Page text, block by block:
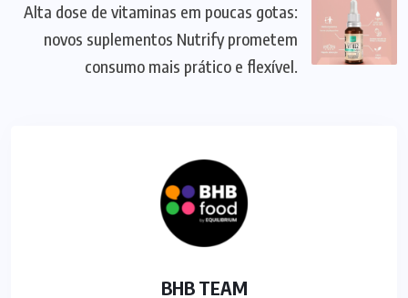
Alta dose de vitaminas em poucas gotas:
novos suplementos Nutrify prometem
consumo mais prático e flexível.
BHB TEAM